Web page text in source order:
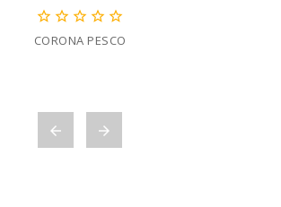
    
CORONA PESCO
 